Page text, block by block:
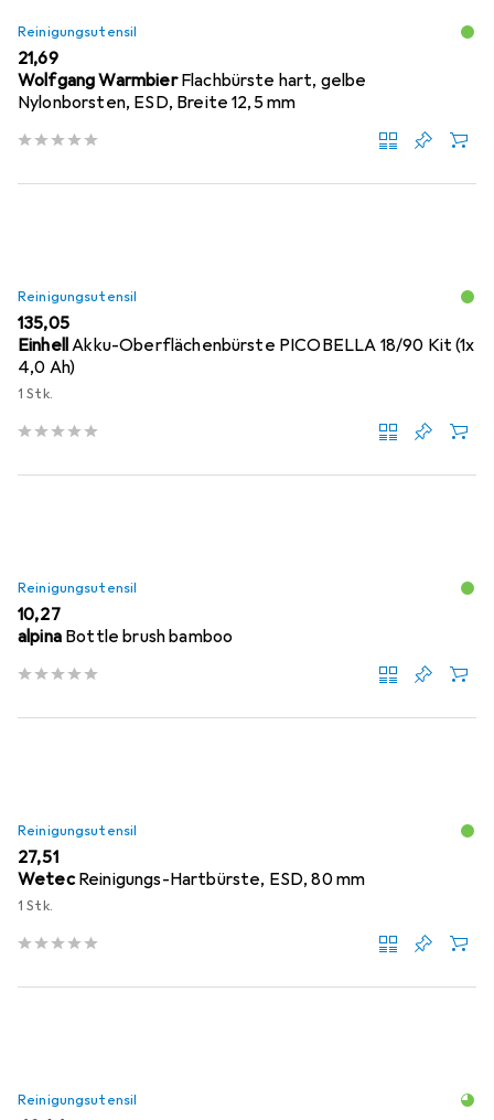
Reinigungsutensil
EUR
21,69
Wolfgang Warmbier Flachbürste hart, gelbe
Nylonborsten, ESD, Breite 12,5 mm
Reinigungsutensil
EUR
135,05
EinhellAkku-Oberflächenbürste PICOBELLA 18/90 Kit (1x
4,0 Ah)
1 Stk.
Reinigungsutensil
EUR
10,27
alpina Bottle brush bamboo
Reinigungsutensil
EUR
27,51
Wetec Reinigungs-Hartbürste, ESD, 80 mm
1 Stk.
Reinigungsutensil